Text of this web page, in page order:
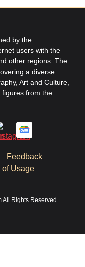
by the
users with the
other regions. The
a diverse
Art and Culture,
figures from the
Feedback
of Usage
All Rights Reserved.